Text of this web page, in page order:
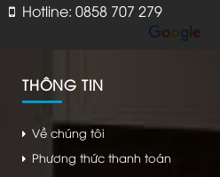
Hotline: 0858 707 279
THÔNG TIN
Về chúng tôi
Phương thức thanh toán